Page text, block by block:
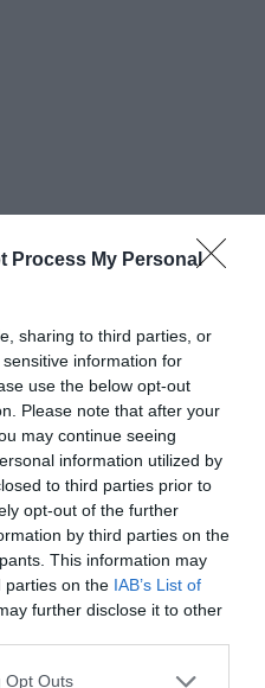
Process My Personal
sharing to third parties, or
information for
use the below opt-out
Please note that after your
may continue seeing
information utilized by
to third parties prior to
opt-out of the further
by third parties on the
This information may
parties on the IAB’s List of
further disclose it to other
Opt Outs